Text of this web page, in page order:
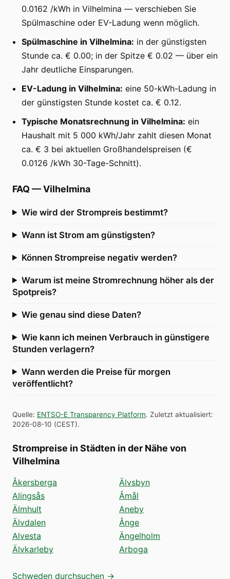
0.0162 /kWh in Vilhelmina — verschieben Sie
Spülmaschine oder EV-Ladung wenn möglich.
Spülmaschine in Vilhelmina: in der günstigsten
Stunde ca. € 0.00; in der Spitze € 0.02 — über ein
Jahr deutliche Einsparungen.
EV-Ladung in Vilhelmina: eine 50-kWh-Ladung in
der günstigsten Stunde kostet ca. € 0.12.
Typische Monatsrechnung in Vilhelmina: ein
Haushalt mit 5 000 kWh/Jahr zahlt diesen Monat
ca. € 3 bei aktuellen Großhandelspreisen (€
0.0126 /kWh 30-Tage-Schnitt).
FAQ —Vilhelmina
Wie wird der Strompreis bestimmt?
Wann ist Strom am günstigsten?
Können Strompreise negativ werden?
Warum ist meine Stromrechnung höher als der
Spotpreis?
Wie genau sind diese Daten?
Wie kann ich meinen Verbrauch in günstigere
Stunden verlagern?
Wann werden die Preise für morgen
veröffentlicht?
Quelle: ENTSO-E Transparency Platform. Zuletzt aktualisiert:
2026-08-10 (CEST).
Strompreise in Städten in der Nähe von
Vilhelmina
Åkersberga
Alingsås
Älmhult
Älvdalen
Alvesta
Älvkarleby
Älvsbyn
Åmål
Aneby
Ånge
Ängelholm
Arboga
Schweden durchsuchen →